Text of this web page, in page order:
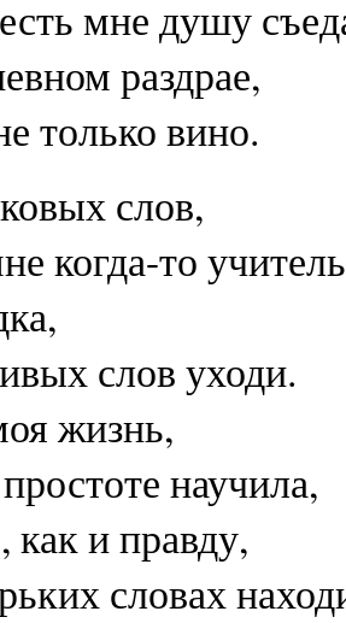
мне душу
раздрае,
только вино.
слов,
когда-то
слов уходи.
жизнь,
научила,
как и правду,
словах